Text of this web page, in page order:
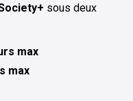
sous deux
max
max